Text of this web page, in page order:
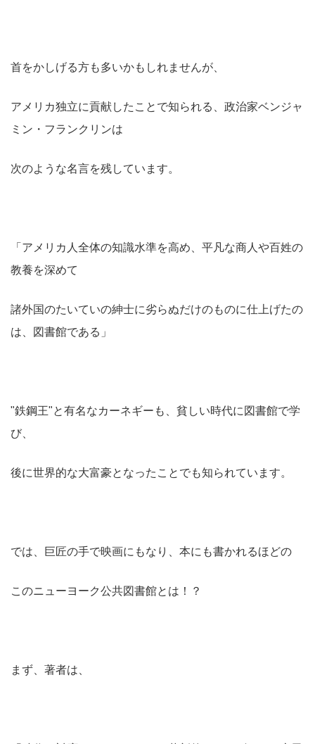
首をかしげる方も多いかもしれませんが、
アメリカ独立に貢献したことで知られる、政治家ベンジャ
ミン・フランクリンは
次のような名言を残しています。
「アメリカ人全体の知識水準を高め、平凡な商人や百姓の
教養を深めて
諸外国のたいていの紳士に劣らぬだけのものに仕上げたの
は、図書館である」
"鉄鋼王"と有名なカーネギーも、貧しい時代に図書館で学
び、
後に世界的な大富豪となったことでも知られています。
では、巨匠の手で映画にもなり、本にも書かれるほどの
このニューヨーク公共図書館とは！？
まず、著者は、